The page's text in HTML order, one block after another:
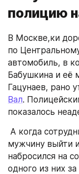
полицию
В Москве,ки
по
автомобиль, в
Бабушкина и
Гацунаев, рано
Вал.
показалось
мужчину выйти
набросился на
одного из них за